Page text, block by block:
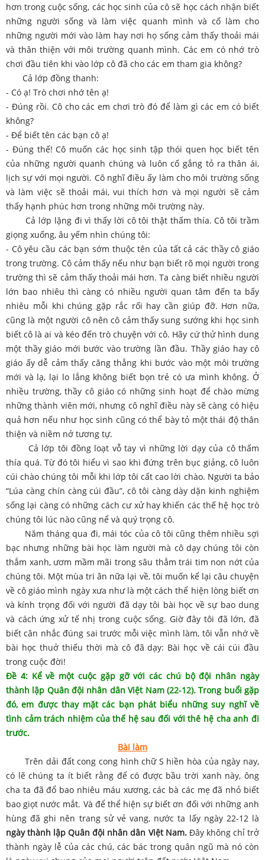
hơn trong cuộc sống, các học sinh của cô sẽ học cách nhận biết
những người sống và làm việc quanh mình và cố làm cho
những người mới vào làm hay nơi họ sống cảm thấy thoải mái
và thân thiện với môi trường quanh mình. Các em có nhớ trò
chơi đầu tiên khi vào lớp cô đã cho các em tham gia không?
Cả lớp đồng thanh:
- Có ạ! Trò chơi nhớ tên ạ!
- Đúng rồi. Cô cho các em chơi trò đó để làm gì các em có biết
không?
- Để biết tên các bạn cô ạ!
- Đúng thế! Cô muốn các học sinh tập thói quen học biết tên
của những người quanh chúng và luôn cố gắng tỏ ra thân ái,
lịch sự với mọi người. Cô nghĩ điều ấy làm cho môi trường sống
và làm việc sẽ thoải mái, vui thích hơn và mọi người sẽ cảm
thấy hạnh phúc hơn trong những môi trường này.
Cả lớp lặng đi vì thấy lời cô tôi thật thấm thía. Cô tôi trầm
giọng xuống, âu yếm nhìn chúng tôi:
- Cô yêu cầu các bạn sớm thuộc tên của tất cả các thầy cô giáo
trong trường. Cô cảm thấy nếu như bạn biết rõ mọi người trong
trường thì sẽ cảm thấy thoải mái hơn. Ta càng biết nhiều người
lớn bao nhiêu thì càng có nhiều người quan tâm đến ta bấy
nhiêu mỗi khi chúng gặp rắc rối hay cần giúp đỡ. Hơn nữa,
cũng là một người cô nên cô cảm thấy sung sướng khi học sinh
biết cô là ai và kéo đến trò chuyện với cô. Hãy cứ thử hình dung
một thầy giáo mới bước vào trường lần đầu. Thầy giáo hay cô
giáo ấy dễ cảm thấy căng thẳng khi bước vào một môi trường
mới và lạ, lại lo lắng không biết bọn trẻ có ưa mình không. Ở
nhiều trường, thầy cô giáo có những sinh hoạt để chào mừng
những thành viên mới, nhưng cô nghĩ điều này sẽ càng có hiệu
quả hơn nếu như học sinh cũng có thể bày tỏ một thái độ thân
thiện và niềm nở tương tự.
Cả lớp tôi đồng loạt vỗ tay vì những lời dạy của cô thấm
thía quá. Từ đó tôi hiểu vì sao khi đứng trên bục giảng, cô luôn
cúi chào chúng tôi mỗi khi lớp tôi cất cao lời chào. Người ta bảo
“Lúa càng chín càng cúi đầu”, cô tôi càng dày dặn kinh nghiệm
sống lại càng có những cách cư xử hay khiến các thế hệ học trò
chúng tôi lúc nào cũng nể và quý trọng cô.
Năm tháng qua đi, mái tóc của cô tôi cũng thêm nhiều sợi
bạc nhưng những bài học làm người mà cô dạy chúng tôi còn
thắm xanh, ươm mầm mãi trong sâu thẳm trái tim non nớt của
chúng tôi. Một mùa tri ân nữa lại về, tôi muốn kể lại câu chuyện
về cô giáo mình ngày xưa như là một cách thể hiện lòng biết ơn
và kính trọng đối với người đã dạy tôi bài học về sự bao dung
và cách ứng xử tế nhị trong cuộc sống. Giờ đây tôi đã lớn, đã
biết cân nhắc đúng sai trước mỗi việc mình làm, tôi vẫn nhớ về
bài học thuở thiếu thời mà cô đã dạy: Bài học về cái cúi đầu
trong cuộc đời!
Đề 4: Kể về một cuộc gặp gỡ với các chú bộ đội nhân ngày
thành lập Quân đội nhân dân Việt Nam (22-12). Trong buổi gặp
đó, em được thay mặt các bạn phát biểu những suy nghĩ về
tình cảm trách nhiệm của thế hệ sau đối với thê hệ cha anh đi
trước.
Bài làm
Trên dải đất cong cong hình chữ S hiền hòa của ngày nay,
có lẽ chúng ta ít biết rằng để có được bầu trời xanh này, ông
cha ta đã đổ bao nhiêu máu xương, các bà các mẹ đã nhỏ biết
bao giọt nước mắt. Và để thể hiện sự biết ơn đối với những anh
hùng đã ghi nên trang sử vẻ vang, nước ta lấy ngày 22-12 là
ngày thành lập Quân đội nhân dân Việt Nam.Đây không chỉ trở
thành ngày lễ của các chú, các bác trong quân ngũ mà nó còn